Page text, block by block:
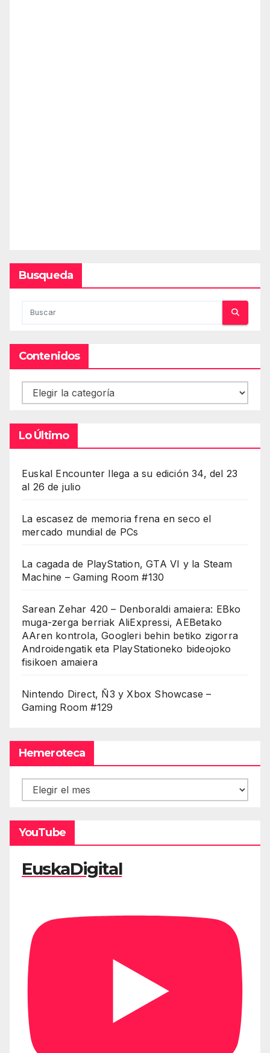
Busqueda
Contenidos
Contenidos
Lo Último
Euskal Encounter llega a su edición 34, del 23
al 26 de julio
La escasez de memoria frena en seco el
mercado mundial de PCs
La cagada de PlayStation, GTA VI y la Steam
Machine – Gaming Room #130
Sarean Zehar 420 – Denboraldi amaiera: EBko
muga-zerga berriak AliExpressi, AEBetako
AAren kontrola, Googleri behin betiko zigorra
Androidengatik eta PlayStationeko bideojoko
fisikoen amaiera
Nintendo Direct, Ñ3 y Xbox Showcase –
Gaming Room #129
Hemeroteca
Hemeroteca
YouTube
EuskaDigital